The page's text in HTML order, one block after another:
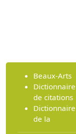
Beaux-Arts
Dictionnaire
de citations
Dictionnaire
de la